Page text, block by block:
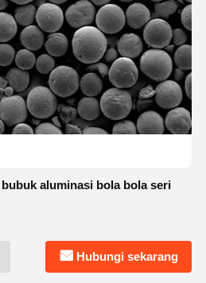
aluminasi bola bola seri
Hubungi sekarang